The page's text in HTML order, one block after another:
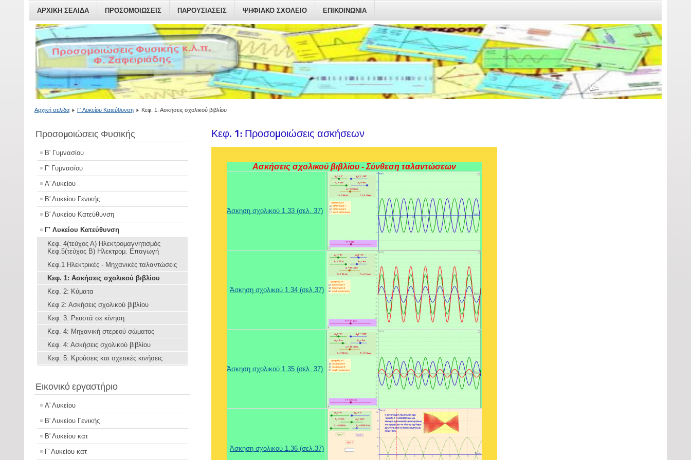
ΑΡΧΙΚΗ ΣΕΛΙΔΑ ΠΡΟΣΟΜΟΙΏΣΕΙΣ ΠΑΡΟΥΣΙΆΣΕΙΣ ΨΗΦΙΑΚΟ ΣΧΟΛΕΙΟ ΕΠΙΚΟΙΝΩΝΙΑ
Αρχική σελίδα Γ' Λυκείου Κατεύθυνση Κεφ. 1: Ασκήσεις σχολικού βιβλίου
Προσομοιώσεις Φυσικής
Β' Γυμνασίου
Γ' Γυμνασίου
Α' Λυκείου
Β' Λυκείου Γενικής
Β' Λυκείου Κατεύθυνση
Γ' Λυκείου Κατεύθυνση
Κεφ. 4(τεύχος Α) Ηλεκτρομαγνητισμός
Κεφ.5(τεύχος Β) Ηλεκτρομ. Επαγωγή
Κεφ.1 Ηλεκτρικές - Μηχανικές ταλαντώσεις
Κεφ. 1: Ασκήσεις σχολικού βιβλίου
Κεφ. 2: Κύματα
Κεφ 2: Ασκήσεις σχολικού βιβλίου
Κεφ. 3: Ρευστά σε κίνηση
Κεφ. 4: Μηχανική στερεού σώματος
Κεφ. 4: Ασκήσεις σχολικού βιβλίου
Κεφ. 5: Κρούσεις και σχετικές κινήσεις
Εικονικό εργαστήριο
Α' Λυκείου
Β' Λυκείου Γενικής
Β' Λυκείου κατ
Γ' Λυκείου κατ
Κεφ. 1: Προσομοιώσεις ασκήσεων
Ασκήσεις σχολικού βιβλίου - Σύνθεση ταλαντώσεων
Άσκηση σχολικού 1.33 (σελ. 37)
Άσκηση σχολικού 1.34 (σελ,37)
Άσκηση σχολικού 1.35 (σελ. 37)
Άσκηση σχολικού 1.36 (σελ.37)